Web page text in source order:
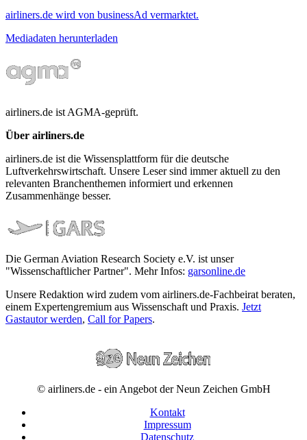
airliners.de wird von businessAd vermarktet.
Mediadaten herunterladen
airliners.de ist AGMA-geprüft.
Über airliners.de
airliners.de ist die Wissensplattform für die deutsche
Luftverkehrswirtschaft. Unsere Leser sind immer aktuell zu den
relevanten Branchenthemen informiert und erkennen
Zusammenhänge besser.
Die German Aviation Research Society e.V. ist unser
"Wissenschaftlicher Partner". Mehr Infos: garsonline.de
Unsere Redaktion wird zudem vom airliners.de-Fachbeirat beraten,
einem Expertengremium aus Wissenschaft und Praxis. Jetzt
Gastautor werden, Call for Papers.
© airliners.de - ein Angebot der Neun Zeichen GmbH
Kontakt
Impressum
Datenschutz